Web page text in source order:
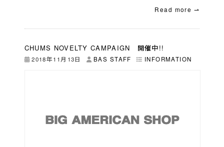
Read more ⇀
CHUMS NOVELTY CAMPAIGN 開催中!!
2018年11月13日 BAS STAFF INFORMATION